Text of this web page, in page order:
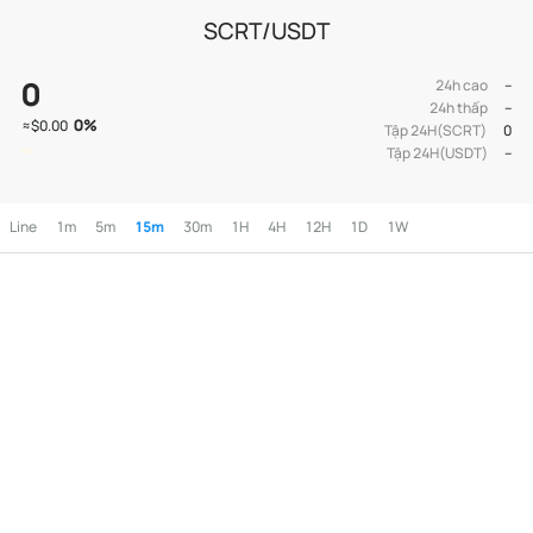
SCRT/USDT
0
≈$0.00 0%
24h cao
--
24h thấp
--
Tập 24H(SCRT)
0
Tập 24H(USDT)
--
Line 1m 5m 15m 30m 1H 4H 12H 1D 1W